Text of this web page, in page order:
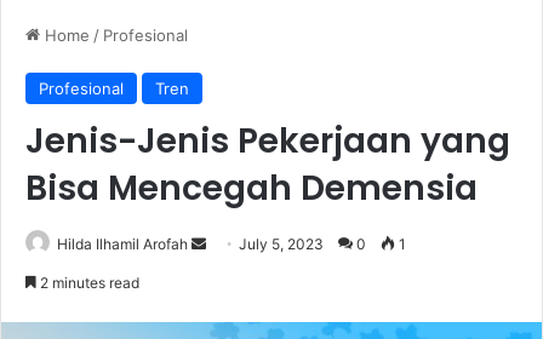
Home / Profesional
Profesional Tren
Jenis-Jenis Pekerjaan yang
Bisa Mencegah Demensia
Hilda Ilhamil Arofah
Send July 5, 2023 0 1
2 minutes read